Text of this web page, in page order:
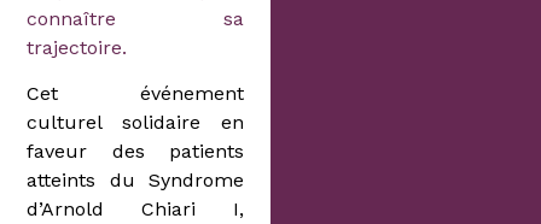
connaître sa
trajectoire.
Cet événement
culturel solidaire en
faveur des patients
atteints du Syndrome
d’Arnold Chiari I,